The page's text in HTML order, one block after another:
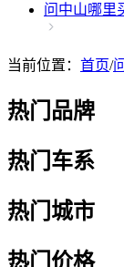
问 中山哪里
当前位置： 首页/
热门品牌
热门车系
热门城市
热门价格